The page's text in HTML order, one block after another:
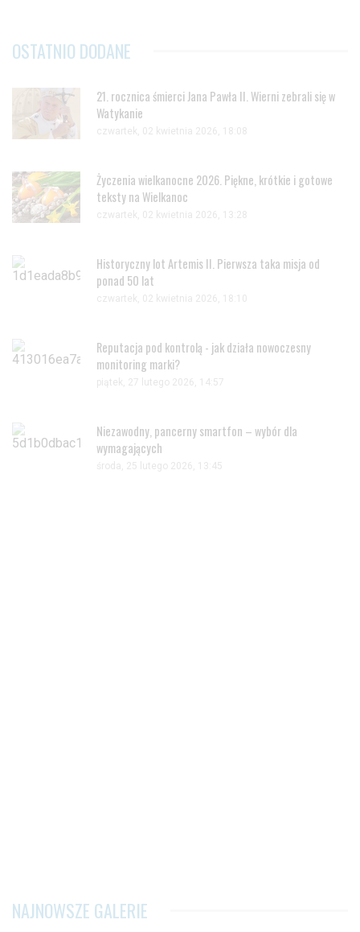
OSTATNIO DODANE
21. rocznica śmierci Jana Pawła II. Wierni zebrali się w
Watykanie
czwartek, 02 kwietnia 2026, 18:08
Życzenia wielkanocne 2026. Piękne, krótkie i gotowe
teksty na Wielkanoc
czwartek, 02 kwietnia 2026, 13:28
Historyczny lot Artemis II. Pierwsza taka misja od
ponad 50 lat
czwartek, 02 kwietnia 2026, 18:10
Reputacja pod kontrolą - jak działa nowoczesny
monitoring marki?
piątek, 27 lutego 2026, 14:57
Niezawodny, pancerny smartfon – wybór dla
wymagających
środa, 25 lutego 2026, 13:45
NAJNOWSZE GALERIE